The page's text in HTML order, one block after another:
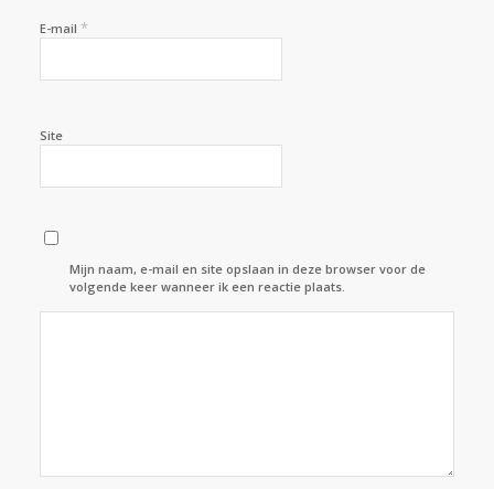
E-mail *
Site
Mijn naam, e-mail en site opslaan in deze browser voor de
volgende keer wanneer ik een reactie plaats.